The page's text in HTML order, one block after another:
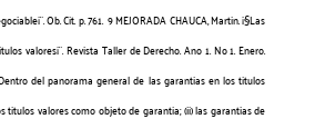
Ob. Cit. p. 761. 9 MEJORADA CHAUCA, Martin. ¡§Las
valores¡¨. Revista Taller de Derecho. Ano 1. No 1. Enero.
del panorama general de las garantias en los titulos
titulos valores como objeto de garantia; (ii) las garantias de